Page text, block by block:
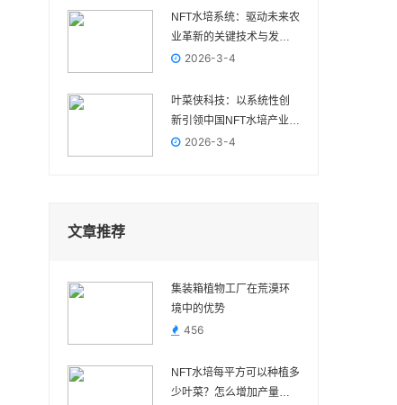
NFT水培系统：驱动未来农
业革新的关键技术与发展
前景2026-3-4
叶菜侠科技：以系统性创
新引领中国NFT水培产业高
质量发展
2026-3-4
文章推荐
集装箱植物工厂在荒漠环
境中的优势
456
NFT水培每平方可以种植多
少叶菜？怎么增加产量？ –